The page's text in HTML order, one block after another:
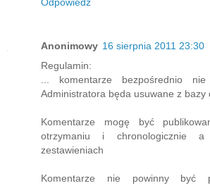
Anonimowy 16 sierpnia 2011 23:30
Regulamin:
... komentarze bezpośrednio
Administratora będa usuwane z bazy
Komentarze mogę być
otrzymaniu i chronologicznie
zestawieniach
Komentarze nie powinny być